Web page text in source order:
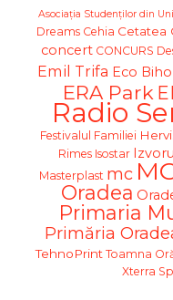
Asociația Studenților din
Dreams Cehia Cetatea
concert CONCURS
Emil Trifa Eco
ERA Park
Radio
Festivalul Familiei
Rimes Isostar
Masterplast mc
Oradea
Primaria
Primăria
TehnoPrint Toamna
Xterra